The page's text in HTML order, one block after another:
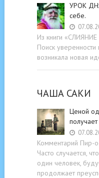
УРОК
себе.
Из книги
Поиск
возникала новая
ЧАША САКИ
Ценой
Комментарий Пир-
Часто случается,
один человек,
продолжает